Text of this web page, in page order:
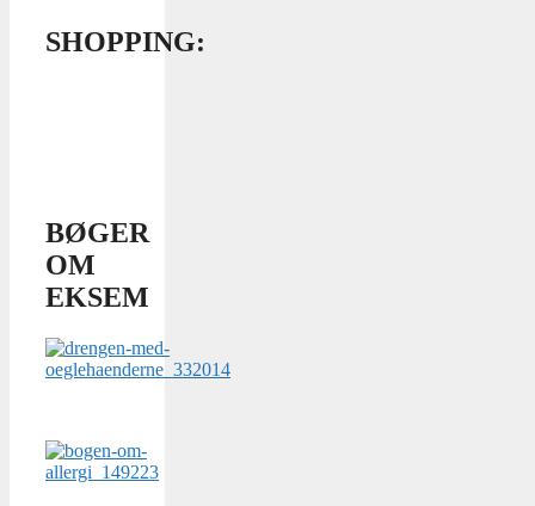
SHOPPING:
BØGER
OM
EKSEM